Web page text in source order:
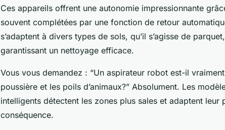
Ces appareils offrent une autonomie impressionnante
souvent complétées par une fonction de retour
s’adaptent à divers types de sols, qu’il s’agisse de
garantissant un nettoyage efficace.
Vous vous demandez : “Un aspirateur robot est-il
poussière et les poils d’animaux?” Absolument. Les
intelligents détectent les zones plus sales et adaptent leur
conséquence.